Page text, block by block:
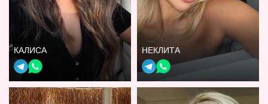
КАЛИСА НЕКЛИТА